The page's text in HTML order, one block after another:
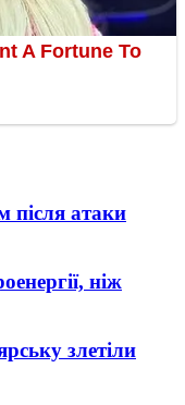
після атаки
ніж
злетіли